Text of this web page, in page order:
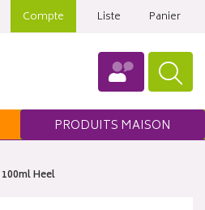
Compte Liste Panier
PRODUITS MAISON
Heel